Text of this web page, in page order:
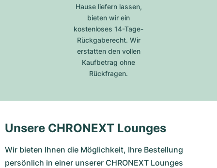
Hause liefern lassen,
bieten wir ein
kostenloses 14-Tage-
Rückgaberecht. Wir
erstatten den vollen
Kaufbetrag ohne
Rückfragen.
Unsere CHRONEXT Lounges
Wir bieten Ihnen die Möglichkeit, Ihre Bestellung
persönlich in einer unserer CHRONEXT Lounges